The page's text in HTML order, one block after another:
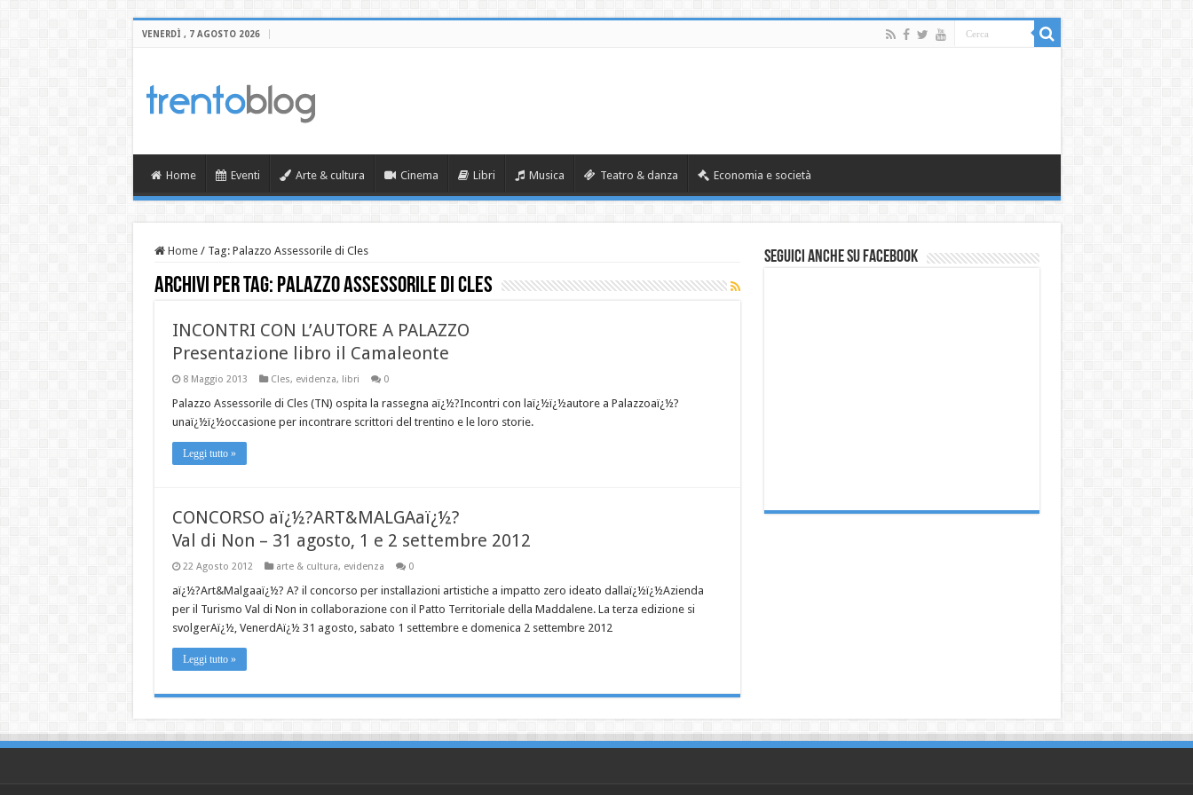
VENERDÌ , 7 AGOSTO 2026
Home Eventi Arte & cultura Cinema Libri Musica Teatro & danza Economia e società
Home / Tag: Palazzo Assessorile di Cles
Archivi per tag: Palazzo Assessorile di Cles
INCONTRI CON L’AUTORE A PALAZZO
Presentazione libro il Camaleonte
8 Maggio 2013 Cles, evidenza, libri 0
Palazzo Assessorile di Cles (TN) ospita la rassegna aï¿½?Incontri con laï¿½ï¿½autore a Palazzoaï¿½?
unaï¿½ï¿½occasione per incontrare scrittori del trentino e le loro storie.
Leggi tutto »
CONCORSO aï¿½?ART&MALGAaï¿½?
Val di Non – 31 agosto, 1 e 2 settembre 2012
22 Agosto 2012 arte & cultura, evidenza 0
aï¿½?Art&Malgaaï¿½? A? il concorso per installazioni artistiche a impatto zero ideato dallaï¿½ï¿½Azienda
per il Turismo Val di Non in collaborazione con il Patto Territoriale della Maddalene. La terza edizione si
svolgerAï¿½, VenerdAï¿½ 31 agosto, sabato 1 settembre e domenica 2 settembre 2012
Leggi tutto »
Seguici anche su Facebook